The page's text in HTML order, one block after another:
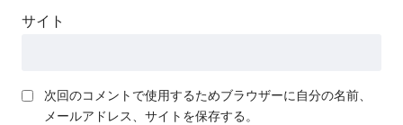
サイト
次回のコメントで使用するためブラウザーに自分の名前、
メールアドレス、サイトを保存する。